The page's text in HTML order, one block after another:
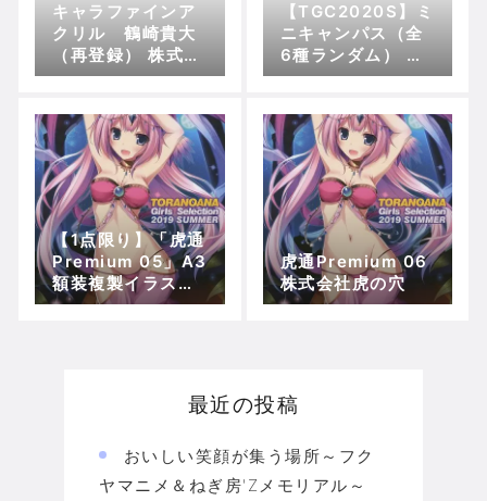
キャラファインア
クリル 鶴崎貴大
（再登録） 株式会
社虎の穴
【TGC2020S】ミ
ニキャンパス（全
6種ランダム） 株
式会社虎の穴
【1点限り】「虎通
Premium 05」A3
額装複製イラス
ト：こうたろ【脱
虎通Premium 06
株式会社虎の穴
最近の投稿
おいしい笑顔が集う場所～フク
ヤマニメ＆ねぎ房'Zメモリアル～